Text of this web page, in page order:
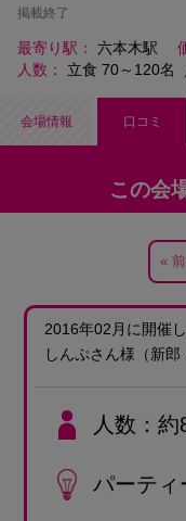
掲載終了
最寄り駅 六本木駅
人数
立食 70～120名
会場情報 口コミ
この会
«
2016年02月に開催
しんぷさん様 （新郎
人数 約
パーティ